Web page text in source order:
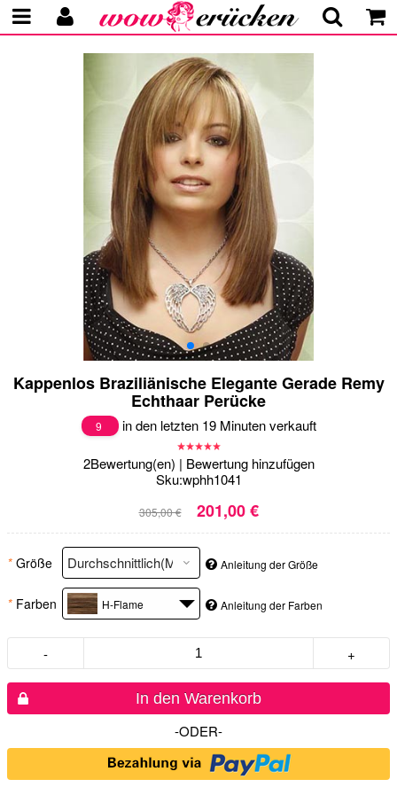
Kappenlos Braziliänische Elegante Gerade Remy
Echthaar Perücke
9 in den letzten 19 Minuten verkauft
2Bewertung(en) | Bewertung hinzufügen
Sku:wphh1041
305,00 € 201,00 €
* Größe Anleitung der Größe
* Farben H-Flame Anleitung der Farben
- +
In den Warenkorb
-ODER-